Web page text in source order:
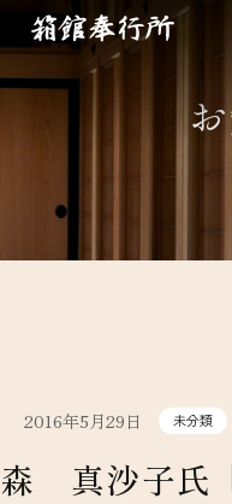
2016年5月29日 未分類
森 真沙子氏